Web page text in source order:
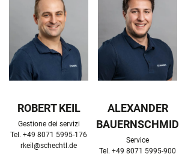
ROBERT KEIL
Gestione dei servizi
rkeil@schechtl.de
ALEXANDER
BAUERNSCHMID
Service